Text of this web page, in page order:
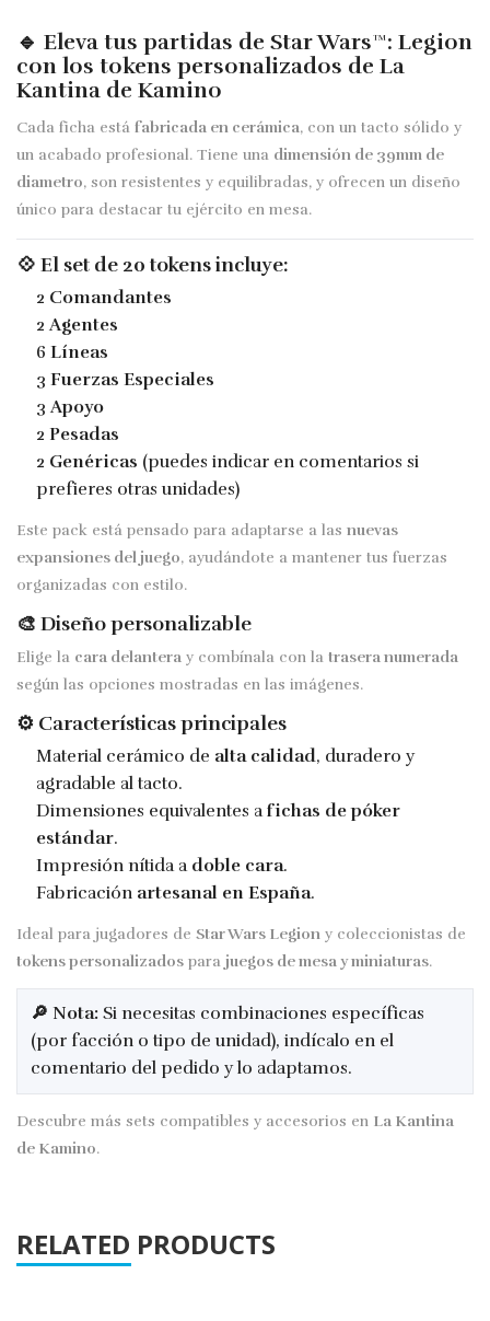
🔹 Eleva tus partidas de Star Wars™: Legion
con los tokens personalizados de La
Kantina de Kamino
Cada ficha está fabricada en cerámica, con un tacto sólido y
un acabado profesional. Tiene una dimensión de 39mm de
diametro, son resistentes y equilibradas, y ofrecen un diseño
único para destacar tu ejército en mesa.
💠 El set de 20 tokensincluye:
2 Comandantes
2 Agentes
6 Líneas
3 Fuerzas Especiales
3 Apoyo
2 Pesadas
2 Genéricas (puedes indicar en comentarios si
prefieres otras unidades)
Este pack está pensado para adaptarse a las nuevas
expansiones del juego, ayudándote a mantener tus fuerzas
organizadas con estilo.
🎨 Diseño personalizable
Elige la cara delantera y combínala con la trasera numerada
según las opciones mostradas en las imágenes.
⚙️ Características principales
Material cerámico de alta calidad, duradero y
agradable al tacto.
Dimensiones equivalentes afichas de póker
estándar.
Impresión nítida a doble cara.
Fabricación artesanal en España.
Ideal para jugadores de Star Wars Legion y coleccionistas de
tokens personalizados para juegos de mesa y miniaturas.
🔎 Nota: Si necesitas combinaciones específicas
(por facción o tipo de unidad), indícalo en el
comentario del pedido y lo adaptamos.
Descubre más sets compatibles y accesorios en La Kantina
de Kamino.
RELATED PRODUCTS